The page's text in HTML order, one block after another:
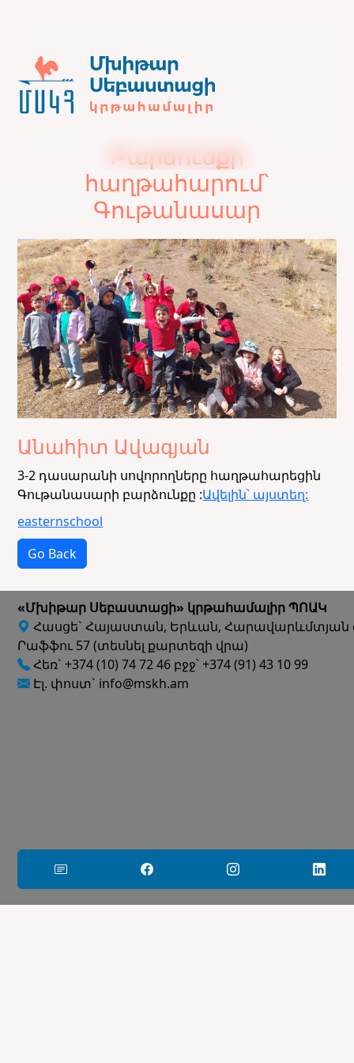
Բարձունքի
հաղթահարում`
Գութանասար
Անահիտ Ավագյան
3-2 դասարանի սովորողները հաղթահարեցին
Գութանասարի բարձունքը :Ավելին՝ այստեղ:
easternschool
Go Back
«Մխիթար Սեբաստացի» կրթահամալիր ՊՈԱԿ
Հասցե` Հայաստան, Երևան, Հարավարևմտյան
Րաֆֆու 57 (տեսնել քարտեզի վրա)
Հեռ` +374 (10) 74 72 46 բջջ՝ +374 (91) 43 10 99
Էլ. փոստ` info@mskh.am